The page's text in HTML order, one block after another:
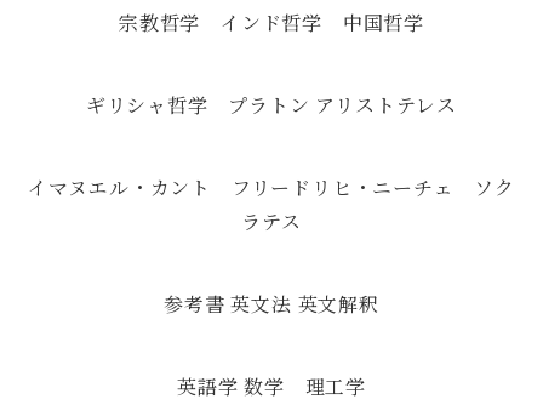
宗教哲学 インド哲学 中国哲学
ギリシャ哲学 プラトン アリストテレス
イマヌエル・カント フリードリヒ・ニーチェ ソク
ラテス
参考書 英文法 英文解釈
英語学 数学 理工学